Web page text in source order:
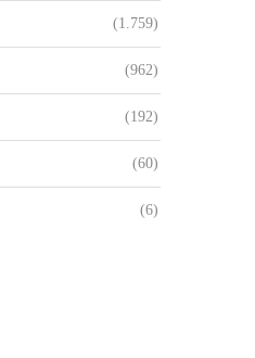
(1.759)
(962)
(192)
(60)
(6)